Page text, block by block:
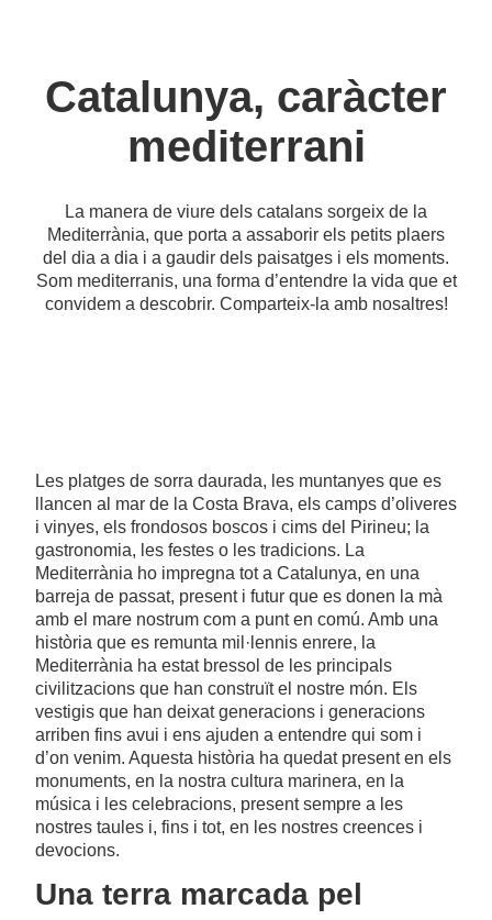
Catalunya, caràcter
mediterrani
La manera de viure dels catalans sorgeix de la
Mediterrània, que porta a assaborir els petits plaers
del dia a dia i a gaudir dels paisatges i els moments.
Som mediterranis, una forma d’entendre la vida que et
convidem a descobrir. Comparteix-la amb nosaltres!
Les platges de sorra daurada, les muntanyes que es
llancen al mar de la Costa Brava, els camps d’oliveres
i vinyes, els frondosos boscos i cims del Pirineu; la
gastronomia, les festes o les tradicions. La
Mediterrània ho impregna tot a Catalunya, en una
barreja de passat, present i futur que es donen la mà
amb el mare nostrum com a punt en comú. Amb una
història que es remunta mil·lennis enrere, la
Mediterrània ha estat bressol de les principals
civilitzacions que han construït el nostre món. Els
vestigis que han deixat generacions i generacions
arriben fins avui i ens ajuden a entendre qui som i
d’on venim. Aquesta història ha quedat present en els
monuments, en la nostra cultura marinera, en la
música i les celebracions, present sempre a les
nostres taules i, fins i tot, en les nostres creences i
devocions.
Una terra marcada pel